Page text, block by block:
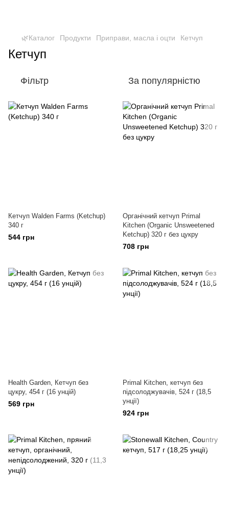
🌿Каталог Продукти Приправи, масла і оцти Кетчуп
Кетчуп
Фільтр За популярністю
Кетчуп Walden Farms (Ketchup)
340 г
544 грн
Органічний кетчуп Primal
Kitchen (Organic Unsweetened
Ketchup) 320 г без цукру
708 грн
Health Garden, Кетчуп без
цукру, 454 г (16 унцій)
569 грн
Primal Kitchen, кетчуп без
підсолоджувачів, 524 г (18,5
унції)
924 грн